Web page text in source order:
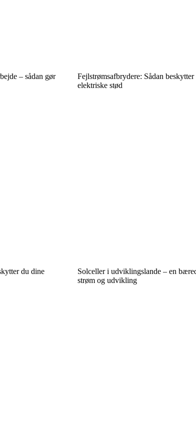
– sådan gør
Fejlstrømsafbrydere: Sådan
elektriske stød
du dine
Solceller i udviklingslande – en
strøm og udvikling